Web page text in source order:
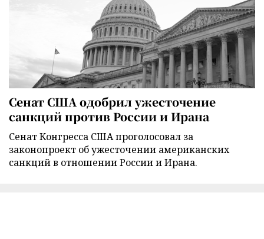
Сенат США одобрил ужесточение
санкций против России и Ирана
Сенат Конгресса США проголосовал за
законопроект об ужесточении американских
санкций в отношении России и Ирана.